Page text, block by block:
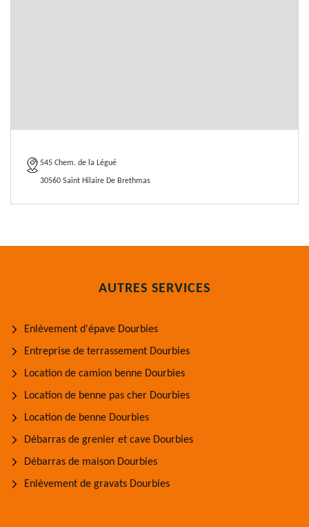
545 Chem. de la Légué
30560 Saint Hilaire De Brethmas
AUTRES SERVICES
Enlèvement d'épave Dourbies
Entreprise de terrassement Dourbies
Location de camion benne Dourbies
Location de benne pas cher Dourbies
Location de benne Dourbies
Débarras de grenier et cave Dourbies
Débarras de maison Dourbies
Enlèvement de gravats Dourbies